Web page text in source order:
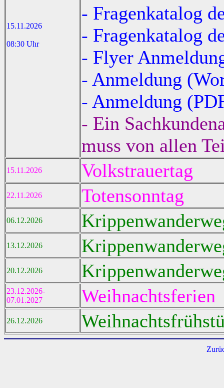
15.11.2026
08:30 Uhr
- Fragenkatalog
- Fragenkatalog
- Flyer
- Anmeldung
- Anmeldung
- Ein
muss von allen
15.11.2026 Volkstrauertag
22.11.2026 Totensonntag
06.12.2026
13.12.2026
20.12.2026
23.12.2026-
07.01.2027
Weihnachtsferien
26.12.2026